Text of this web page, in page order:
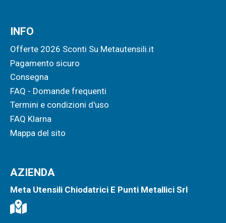
INFO
Offerte 2026 Sconti Su Metautensili.it
Pagamento sicuro
Consegna
FAQ - Domande frequenti
Termini e condizioni d'uso
FAQ Klarna
Mappa del sito
AZIENDA
Meta Utensili Chiodatrici E Punti Metallici Srl